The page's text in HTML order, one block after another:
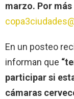
marzo. Por
En un posteo
informan que
participar si
cámaras